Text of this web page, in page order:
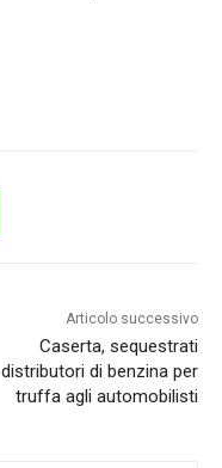
Articolo successivo
Caserta, sequestrati
distributori di benzina per
truffa agli automobilisti